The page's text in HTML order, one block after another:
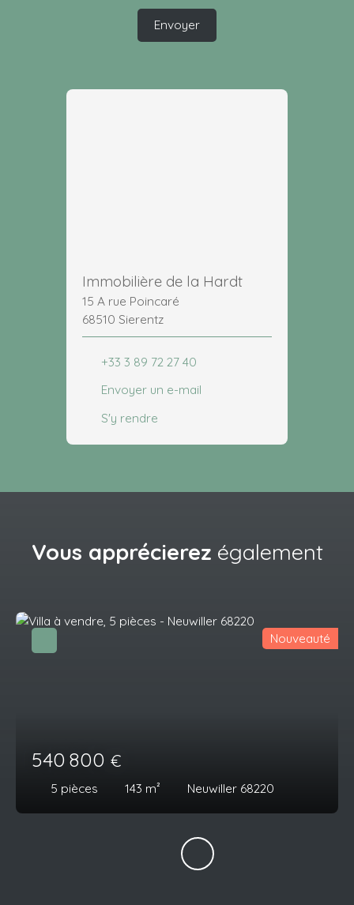
Envoyer
Immobilière de la Hardt
15 A rue Poincaré
68510 Sierentz
+33 3 89 72 27 40
Envoyer un e-mail
S'y rendre
Vous apprécierez également
540 800 €
5 pièces 143 m² Neuwiller 68220
Nouveauté